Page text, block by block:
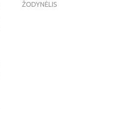
ŽODYNĖLIS